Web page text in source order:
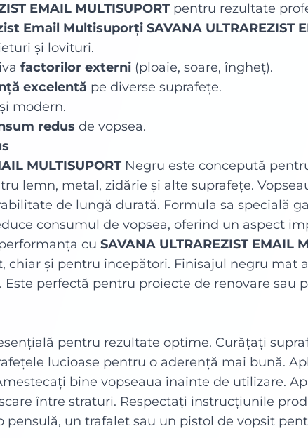
EMAIL MULTISUPORT pentru rezultate
Email Multisuporți SAVANA ULTRAREZIST
și lovituri.
factorilor externi (ploaie, soare, îngheț).
excelentă pe diverse suprafețe.
modern.
redus de vopsea.
MULTISUPORT Negru este concepută
lemn, metal, zidărie și alte suprafețe.
de lungă durată. Formula sa specială
consumul de vopsea, oferind un aspect
cuSAVANA ULTRAREZIST EMAIL
chiar și pentru începători. Finisajul negru mat
perfectă pentru proiecte de renovare sau
pentru rezultate optime. Curățați
lucioase pentru o aderență mai bună.
bine vopseaua înainte de utilizare.
între straturi. Respectați instrucțiunile
pensulă, un trafalet sau un pistol de vopsit